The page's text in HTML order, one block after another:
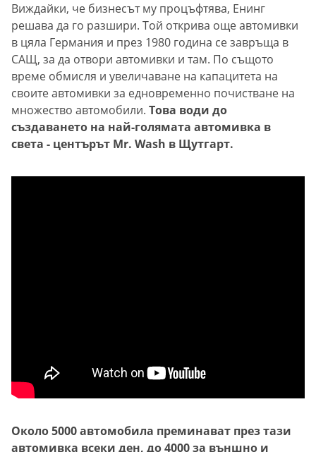
Виждайки, че бизнесът му процъфтява, Енинг
решава да го разшири. Той открива още автомивки
в цяла Германия и през 1980 година се завръща в
САЩ, за да отвори автомивки и там. По същото
време обмисля и увеличаване на капацитета на
своите автомивки за едновременно почистване на
множество автомобили. Това води до
създаването на най-голямата автомивка в
света - центърът Mr. Wash в Щутгарт.
Около 5000 автомобила преминават през тази
автомивка всеки ден, до 4000 за външно и